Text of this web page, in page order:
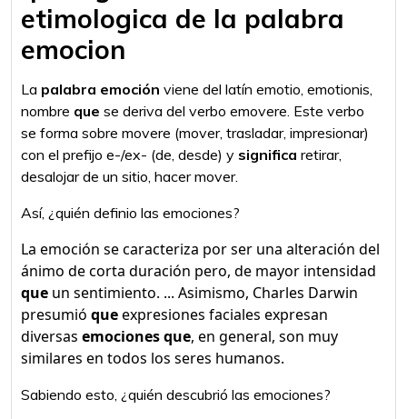
etimologica de la palabra
emocion
La palabra emoción viene del latín emotio, emotionis,
nombre que se deriva del verbo emovere. Este verbo
se forma sobre movere (mover, trasladar, impresionar)
con el prefijo e-/ex- (de, desde) y significa retirar,
desalojar de un sitio, hacer mover.
Así, ¿quién definio las emociones?
La emoción se caracteriza por ser una alteración del
ánimo de corta duración pero, de mayor intensidad
que un sentimiento. ... Asimismo, Charles Darwin
presumió queexpresiones faciales expresan
diversas emociones que, en general, son muy
similares en todos los seres humanos.
Sabiendo esto, ¿quién descubrió las emociones?